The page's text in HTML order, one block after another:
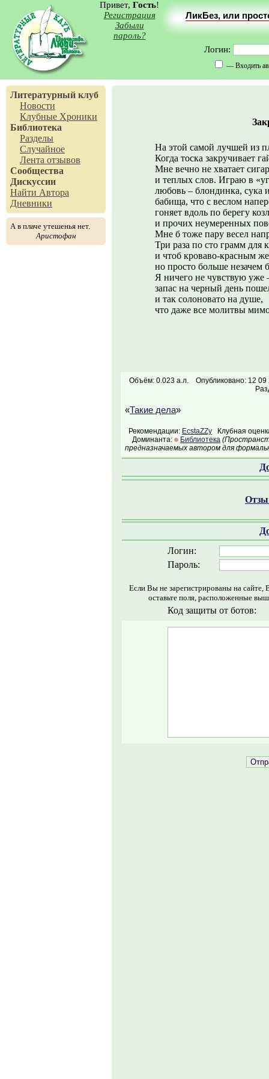
Привет, Гость!
Регистрация
Забыли
пароль?
ЛикБез, или
Логин:
— Входить
Литературный клуб
Новости
Клубные Хроники
Библиотека
Разделы
Случайное
Лента отзывов
Сообщества
Дискуссии
Найти Автора
Дневники
А в плаче утешенья нет.
Аристофан
На этой самой лучшей из
Когда тоска закручивает
Мне вечно не хватает
и теплых слов. Играю в
любовь – блондинка, сука
бабища, что с веслом
гоняет вдоль по берегу
и прочих неумеренных
Мне б тоже пару весел
Три раза по сто грамм для
и чтоб кроваво-красным
но просто больше незачем
Я ничего не чувствую уже
запас на черный день
и так солоновато на душе,
что даже все молитвы
Объём: 0.023 а.л.
Опубликовано: 12 09
«Такие дела»
Рекомендации: EcstaZZy Клубная
Доминанта:
Библиотека
предназначаемых автором для
Логин:
Пароль:
Если Вы не зарегистрированы на
оставьте поля, расположенные
Код защиты от ботов: